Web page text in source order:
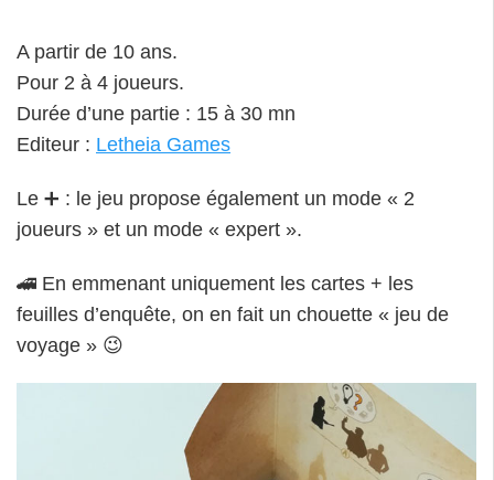
A partir de 10 ans.
Pour 2 à 4 joueurs.
Durée d’une partie : 15 à 30 mn
Editeur : Letheia Games
Le ➕ : le jeu propose également un mode « 2
joueurs » et un mode « expert ».
🚄 En emmenant uniquement les cartes + les
feuilles d’enquête, on en fait un chouette « jeu de
voyage » 😉